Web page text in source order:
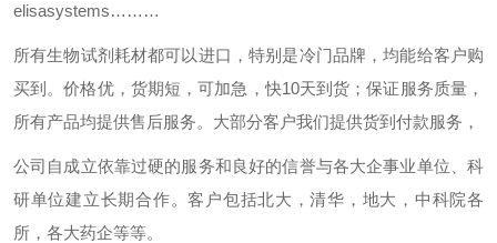
elisasystems………
所有生物试剂耗材都可以进口，特别是冷门品牌，均能给客户购
买到。价格优，货期短，可加急，快10天到货；保证服务质量，
所有产品均提供售后服务。大部分客户我们提供货到付款服务，
公司自成立依靠过硬的服务和良好的信誉与各大企事业单位、科
研单位建立长期合作。客户包括北大，清华，地大，中科院各
所，各大药企等等。